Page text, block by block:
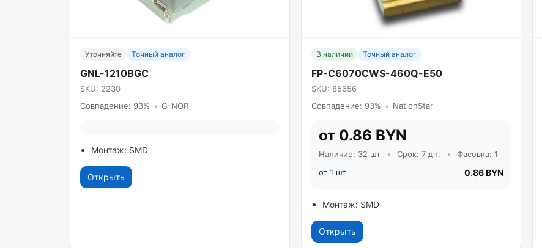
Уточняйте Точный аналог
GNL-1210BGC
SKU: 2230
Совпадение: 93% • G-NOR
Монтаж: SMD
Открыть
В наличии Точный аналог
FP-C6070CWS-460Q-E50
SKU: 85656
Совпадение: 93% • NationStar
от 0.86 BYN
Наличие: 32 шт • Срок: 7 дн. •
Фасовка: 1
от 1 шт
0.86 BYN
Монтаж: SMD
Открыть